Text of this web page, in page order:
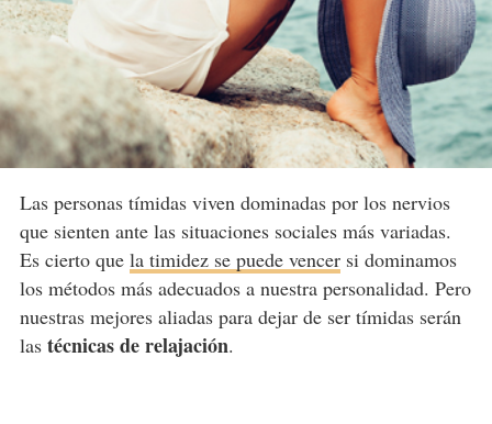
Las personas tímidas viven dominadas por los nervios
que sienten ante las situaciones sociales más variadas.
Es cierto que la timidez se puede vencersi dominamos
los métodos más adecuados a nuestra personalidad. Pero
nuestras mejores aliadas para dejar de ser tímidas serán
lastécnicas de relajación.